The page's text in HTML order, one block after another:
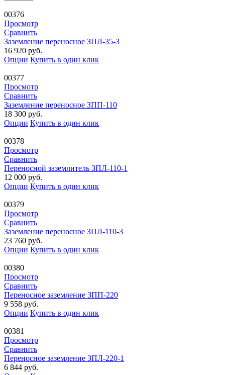
00376
Просмотр
Сравнить
Заземление переносное ЗПЛ-35-3
16 920 руб.
Опции Купить в один клик
00377
Просмотр
Сравнить
Заземление переносное ЗПП-110
18 300 руб.
Опции Купить в один клик
00378
Просмотр
Сравнить
Переносной заземлитель ЗПЛ-110-1
12 000 руб.
Опции Купить в один клик
00379
Просмотр
Сравнить
Заземление переносное ЗПЛ-110-3
23 760 руб.
Опции Купить в один клик
00380
Просмотр
Сравнить
Переносное заземление ЗПП-220
9 558 руб.
Опции Купить в один клик
00381
Просмотр
Сравнить
Переносное заземление ЗПЛ-220-1
6 844 руб.